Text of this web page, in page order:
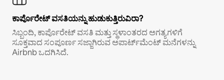
ಕಾರ್ಪೊರೇಟ್ ವಸತಿಯನ್ನು ಹುಡುಕುತ್ತಿರುವಿರಾ?
ಸಿಬ್ಬಂದಿ, ಕಾರ್ಪೊರೇಟ್ ವಸತಿ ಮತ್ತು ಸ್ಥಳಾಂತರದ ಅಗತ್ಯಗಳಿಗೆ
ಸೂಕ್ತವಾದ ಸಂಪೂರ್ಣ ಸಜ್ಜಾಗಿರುವ ಅಪಾರ್ಟ್‌ಮೆಂಟ್ ಮನೆಗಳನ್ನು
Airbnb ಒದಗಿಸಿದೆ.